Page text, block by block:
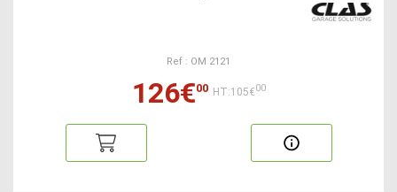
Ref : OM 2121
126€00 HT:105€00